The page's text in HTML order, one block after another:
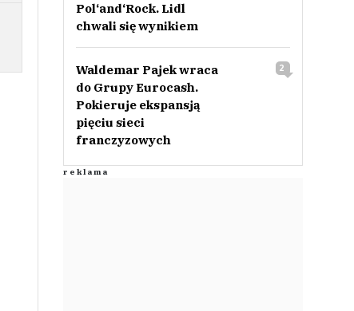
Pol‘and‘Rock. Lidl
chwali się wynikiem
Waldemar Pajek wraca
do Grupy Eurocash.
Pokieruje ekspansją
pięciu sieci
franczyzowych
2